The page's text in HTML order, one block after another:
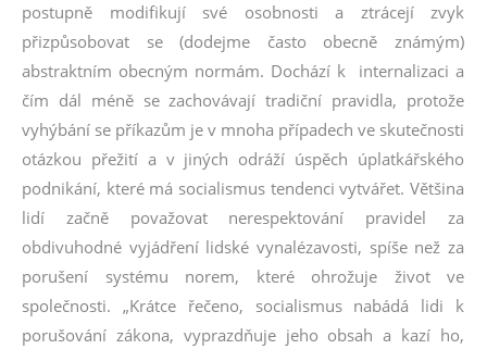
postupně modifikují své osobnosti a ztrácejí zvyk
přizpůsobovat se (dodejme často obecně známým)
abstraktním obecným normám. Dochází k internalizaci a
čím dál méně se zachovávají tradiční pravidla, protože
vyhýbání se příkazům je v mnoha případech ve skutečnosti
otázkou přežití a v jiných odráží úspěch úplatkářského
podnikání, které má socialismus tendenci vytvářet. Většina
lidí začně považovat nerespektování pravidel za
obdivuhodné vyjádření lidské vynalézavosti, spíše než za
porušení systému norem, které ohrožuje život ve
společnosti. „Krátce řečeno, socialismus nabádá lidi k
porušování zákona, vyprazdňuje jeho obsah a kazí ho,